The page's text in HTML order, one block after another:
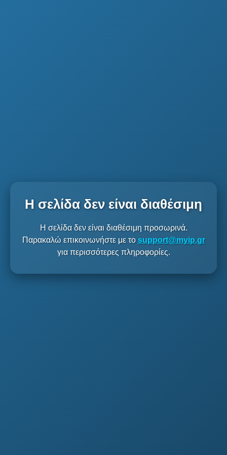
Η σελίδα δεν είναι διαθέσιμη
Η σελίδα δεν είναι διαθέσιμη προσωρινά.
Παρακαλώ επικοινωνήστε με το support@myip.gr
για περισσότερες πληροφορίες.